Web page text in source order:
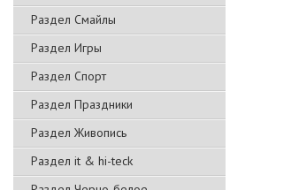
Раздел Смайлы
Раздел Игры
Раздел Спорт
Раздел Праздники
Раздел Живопись
Раздел it & hi-teck